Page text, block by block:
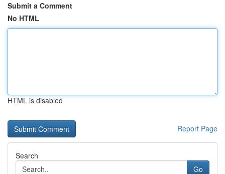
Submit a Comment
No HTML
HTML is disabled
Report Page
Search
Go